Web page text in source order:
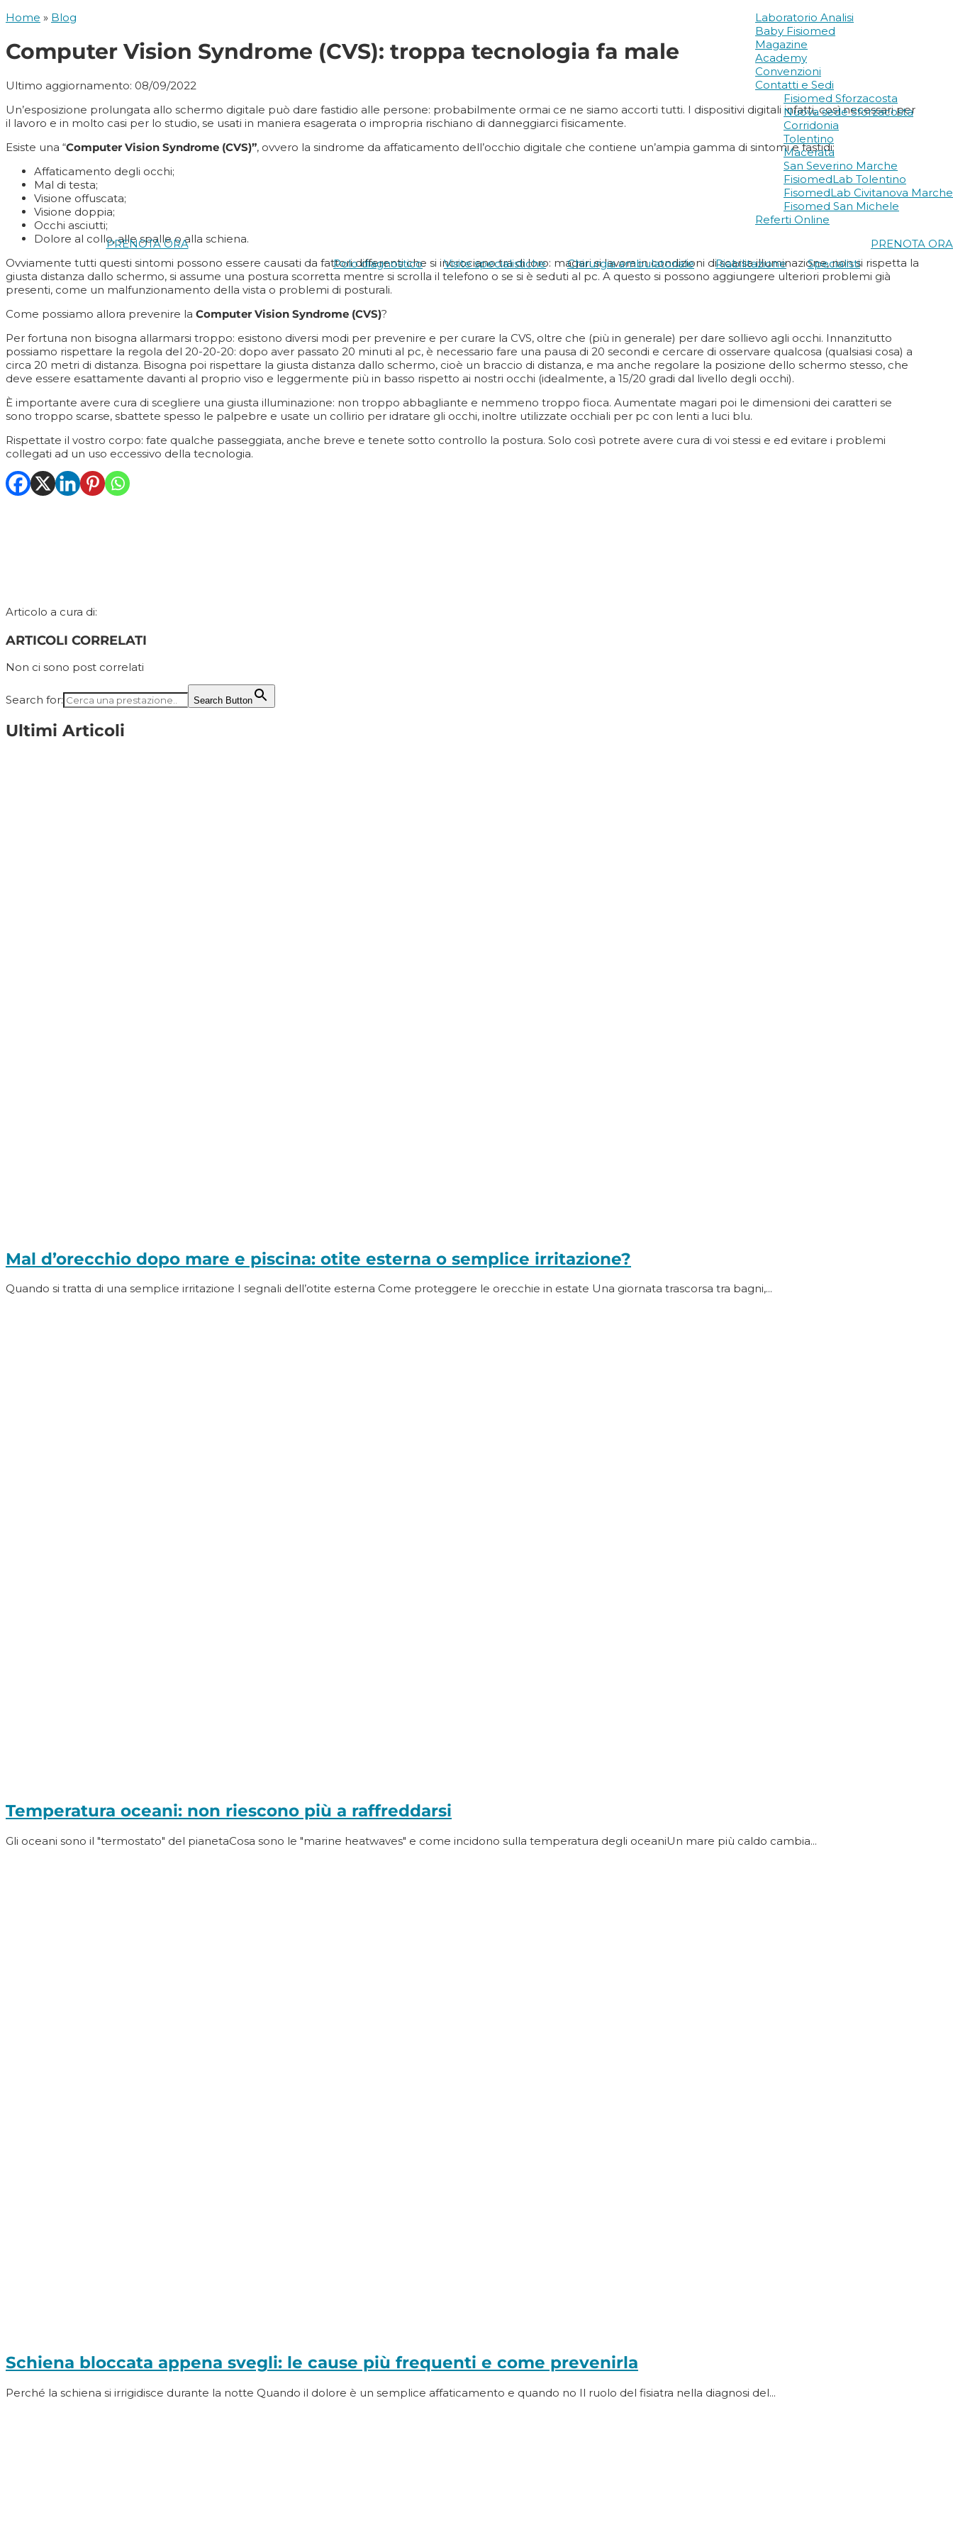
Laboratorio Analisi
Baby Fisiomed
Magazine
Academy
Convenzioni
Contatti e Sedi
Fisiomed Sforzacosta
Nuova sede Sforzacosta
Corridonia
Tolentino
Macerata
San Severino Marche
FisiomedLab Tolentino
FisomedLab Civitanova Marche
Fisomed San Michele
Referti Online
PRENOTA ORA
Polo diagnostico
Visite specialistiche Chirurgia ambulatoriale Riabilitazione Specialisti
PRENOTA ORA
Home » Blog
Computer Vision Syndrome (CVS): troppa tecnologia fa male
Ultimo aggiornamento: 08/09/2022
Un’esposizione prolungata allo schermo digitale può dare fastidio alle persone: probabilmente ormai ce ne siamo accorti tutti. I dispositivi digitali infatti, così necessari per
il lavoro e in molto casi per lo studio, se usati in maniera esagerata o impropria rischiano di danneggiarci fisicamente.
Esiste una “Computer Vision Syndrome (CVS)”, ovvero la sindrome da affaticamento dell’occhio digitale che contiene un’ampia gamma di sintomi e fastidi:
Affaticamento degli occhi;
Mal di testa;
Visione offuscata;
Visione doppia;
Occhi asciutti;
Dolore al collo, alle spalle o alla schiena.
Ovviamente tutti questi sintomi possono essere causati da fattori differenti che si incrociano tra di loro: magari si lavora in condizioni di scarsa illuminazione, non si rispetta la
giusta distanza dallo schermo, si assume una postura scorretta mentre si scrolla il telefono o se si è seduti al pc. A questo si possono aggiungere ulteriori problemi già
presenti, come un malfunzionamento della vista o problemi di posturali.
Come possiamo allora prevenire la Computer Vision Syndrome (CVS)?
Per fortuna non bisogna allarmarsi troppo: esistono diversi modi per prevenire e per curare la CVS, oltre che (più in generale) per dare sollievo agli occhi. Innanzitutto
possiamo rispettare la regola del 20-20-20: dopo aver passato 20 minuti al pc, è necessario fare una pausa di 20 secondi e cercare di osservare qualcosa (qualsiasi cosa) a
circa 20 metri di distanza. Bisogna poi rispettare la giusta distanza dallo schermo, cioè un braccio di distanza, e ma anche regolare la posizione dello schermo stesso, che
deve essere esattamente davanti al proprio viso e leggermente più in basso rispetto ai nostri occhi (idealmente, a 15/20 gradi dal livello degli occhi).
È importante avere cura di scegliere una giusta illuminazione: non troppo abbagliante e nemmeno troppo fioca. Aumentate magari poi le dimensioni dei caratteri se
sono troppo scarse, sbattete spesso le palpebre e usate un collirio per idratare gli occhi, inoltre utilizzate occhiali per pc con lenti a luci blu.
Rispettate il vostro corpo: fate qualche passeggiata, anche breve e tenete sotto controllo la postura. Solo così potrete avere cura di voi stessi e ed evitare i problemi
collegati ad un uso eccessivo della tecnologia.
Articolo a cura di:
ARTICOLI CORRELATI
Non ci sono post correlati
Search for: Search Button
Ultimi Articoli
Mal d’orecchio dopo mare e piscina: otite esterna o semplice irritazione?
Quando si tratta di una semplice irritazione I segnali dell’otite esterna Come proteggere le orecchie in estate Una giornata trascorsa tra bagni,...
Temperatura oceani: non riescono più a raffreddarsi
Gli oceani sono il "termostato" del pianetaCosa sono le "marine heatwaves" e come incidono sulla temperatura degli oceaniUn mare più caldo cambia...
Schiena bloccata appena svegli: le cause più frequenti e come prevenirla
Perché la schiena si irrigidisce durante la notte Quando il dolore è un semplice affaticamento e quando no Il ruolo del fisiatra nella diagnosi del...